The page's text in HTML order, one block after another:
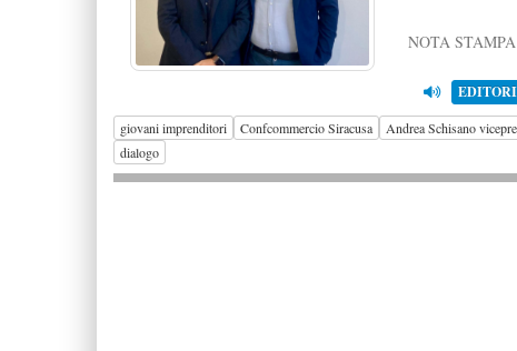
NOTA STAMPA
giovani imprenditori Confcommercio Siracusa Andrea Schisano
dialogo